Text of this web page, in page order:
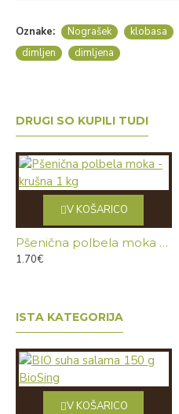
Oznake: Nograšek klobasa
dimljen
dimljena
DRUGI SO KUPILI TUDI
Pšenična polbela moka - krušna 1 kg
1.70€
V KOŠARICO
ISTA KATEGORIJA
V KOŠARICO